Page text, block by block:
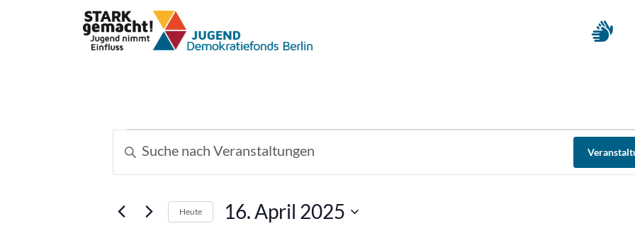
Veranstaltungen
für
16.
Veranstaltungen
Suche
und
Bitte
nach
Heute 16. April 2025